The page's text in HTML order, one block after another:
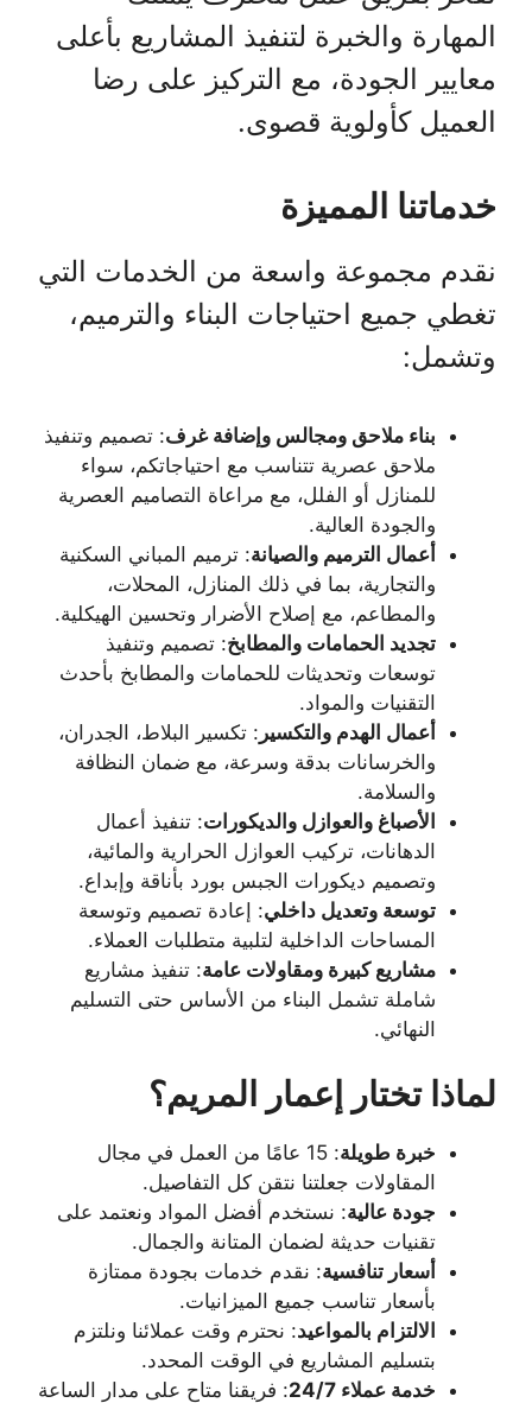
المهارة والخبرة لتنفيذ المشاريع بأعلى
معايير الجودة، مع التركيز على رضا
العميل كأولوية قصوى.
خدماتنا المميزة
نقدم مجموعة واسعة من الخدمات التي
تغطي جميع احتياجات البناء والترميم،
وتشمل:
بناء ملاحق ومجالس وإضافة غرف: تصميم وتنفيذ
ملاحق عصرية تتناسب مع احتياجاتكم، سواء
للمنازل أو الفلل، مع مراعاة التصاميم العصرية
والجودة العالية.
أعمال الترميم والصيانة: ترميم المباني السكنية
والتجارية، بما في ذلك المنازل، المحلات،
والمطاعم، مع إصلاح الأضرار وتحسين الهيكلية.
تجديد الحمامات والمطابخ: تصميم وتنفيذ
توسعات وتحديثات للحمامات والمطابخ بأحدث
التقنيات والمواد.
أعمال الهدم والتكسير : تكسير البلاط، الجدران،
والخرسانات بدقة وسرعة، مع ضمان النظافة
والسلامة.
الأصباغ والعوازل والديكورات: تنفيذ أعمال
الدهانات، تركيب العوازل الحرارية والمائية،
وتصميم ديكورات الجبس بورد بأناقة وإبداع.
توسعة وتعديل داخلي: إعادة تصميم وتوسعة
المساحات الداخلية لتلبية متطلبات العملاء.
مشاريع كبيرة ومقاولات عامة: تنفيذ مشاريع
شاملة تشمل البناء من الأساس حتى التسليم
النهائي.
لماذا تختار إعمار المريم؟
خبرة طويلة
: 15 عامًا من العمل في مجال
المقاولات جعلتنا نتقن كل التفاصيل.
جودة عالية: نستخدم أفضل المواد ونعتمد على
تقنيات حديثة لضمان المتانة والجمال.
أسعار تنافسية: نقدم خدمات بجودة ممتازة
بأسعار تناسب جميع الميزانيات.
الالتزام بالمواعيد: نحترم وقت عملائنا ونلتزم
بتسليم المشاريع في الوقت المحدد.
خدمة عملاء 24/7
: فريقنا متاح على مدار الساعة